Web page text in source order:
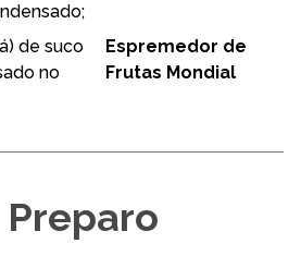
de suco
no
Espremedor de
Frutas Mondial